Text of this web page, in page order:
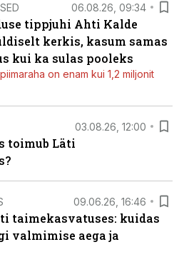
06.08.26, 09:34
tippjuhi Ahti Kalde
kerkis, kasum samas
kui ka sulas pooleks
on enam kui 1,2 miljonit
03.08.26, 12:00
toimub Läti
09.06.26, 16:46
taimekasvatuses: kuidas
valmimise aega ja